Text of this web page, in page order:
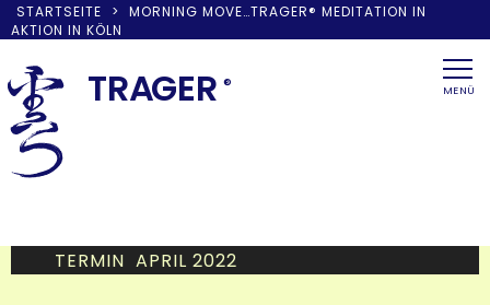
STARTSEITE >
MORNING MOVE…TRAGER® MEDITATION IN
AKTION IN KÖLN
to
content
TRAGER ® MENÜ
TERMIN APRIL 2022